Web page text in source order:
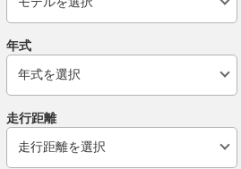
年式
走行距離